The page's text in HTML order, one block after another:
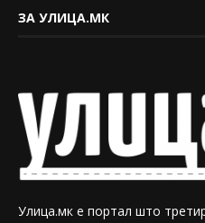
ЗА УЛИЦА.МК
Улица.мк е портал што